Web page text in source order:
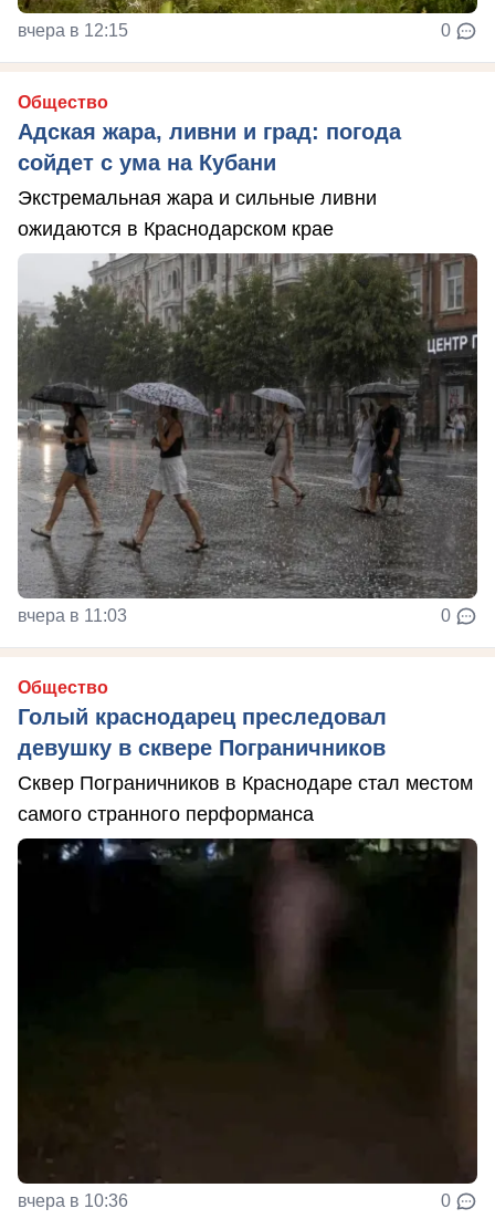
вчера в 12:15 0
Общество
Адская жара, ливни и град: погода
сойдет с ума на Кубани
Экстремальная жара и сильные ливни
ожидаются в Краснодарском крае
вчера в 11:03 0
Общество
Голый краснодарец преследовал
девушку в сквере Пограничников
Сквер Пограничников в Краснодаре стал местом
самого странного перформанса
вчера в 10:36 0